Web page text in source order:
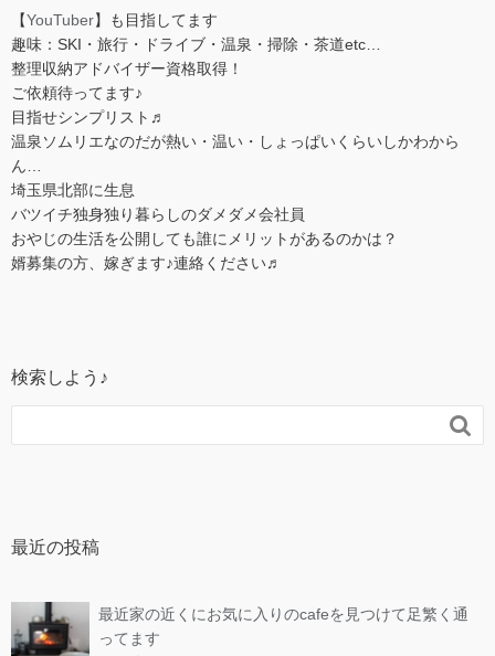
【YouTuber】も目指してます
趣味：SKI・旅行・ドライブ・温泉・掃除・茶道etc…
整理収納アドバイザー資格取得！
ご依頼待ってます♪
目指せシンプリスト♬
温泉ソムリエなのだが熱い・温い・しょっぱいくらいしかわから
ん…
埼玉県北部に生息
バツイチ独身独り暮らしのダメダメ会社員
おやじの生活を公開しても誰にメリットがあるのかは？
婿募集の方、嫁ぎます♪連絡ください♬
検索しよう♪

最近の投稿
最近家の近くにお気に入りのcafeを見つけて足繁く通
ってます